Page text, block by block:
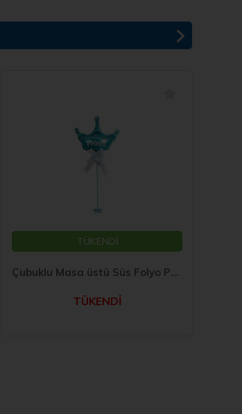
TÜKENDİ
Çubuklu Masa üstü Süs Folyo Prens Taç Mavi
TÜKENDİ